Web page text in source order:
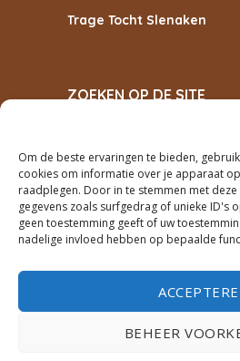
Om de beste ervaringen te bieden,
cookies om informatie over je apparaat
raadplegen. Door in te stemmen met
gegevens zoals surfgedrag of unieke ID's
geen toestemming geeft of uw
nadelige invloed hebben op bepaalde
BEHEER
Trage Tocht Slenaken
ZOEKEN OP DE SITE
ZOEKEN
PRIVACY
cookiebeleid
privacyverklaring